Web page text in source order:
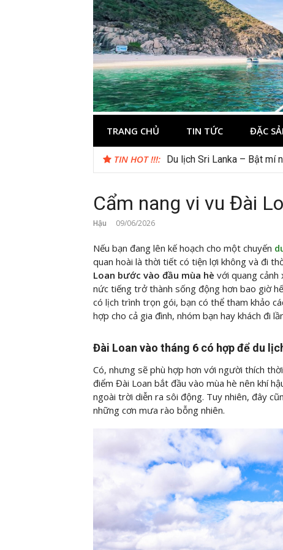
Kinh nghiệm
Thông tin và kinh nghiệm khi du lịch Côn
TRANG CHỦ TIN TỨC ĐẶC
TIN HOT !!!: Gợi ý – Tháng 7 Hàn Quốc
Cẩm nang vi vu Đài
Hậu 09/06/2026
Nếu bạn đang lên kế hoạch cho một chuyến
quan hoài là thời tiết có tiện lợi không và đi
Loan bước vào đầu mùa hè với quang cảnh
nức tiếng trở thành sống động hơn bao giờ
có lịch trình trọn gói, bạn có thể tham khảo
hợp cho cả gia đình, nhóm bạn hay khách đi
Đài Loan vào tháng 6 có hợp để du
Có, nhưng sẽ phù hợp hơn với người thích
điểm Đài Loan bắt đầu vào mùa hè nên khí
ngoài trời diễn ra sôi động. Tuy nhiên, đây
những cơn mưa rào bỗng nhiên.